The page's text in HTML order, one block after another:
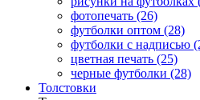
фотопечать (26)
футболки оптом (28)
футболки с надписью
цветная печать (25)
черные футболки (28)
Толстовки